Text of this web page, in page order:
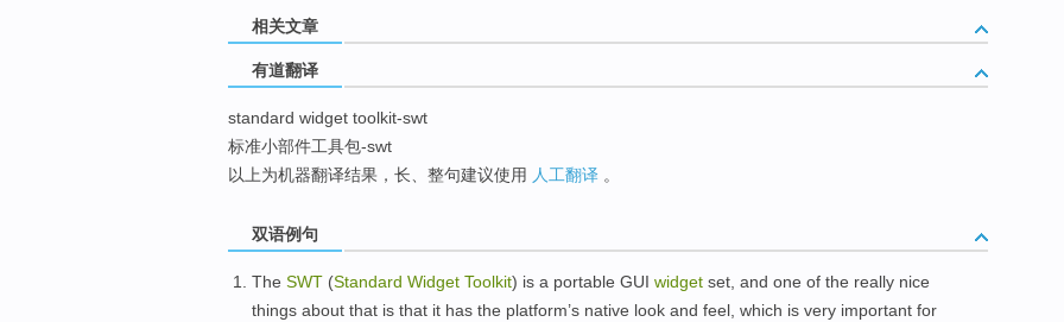
相关文章
有道翻译
standard widget toolkit-swt
标准小部件工具包-swt
以上为机器翻译结果，长、整句建议使用 人工翻译 。
双语例句
The SWT (Standard Widget Toolkit) is a portable GUI widget set , and one of the really nice
things about that is that it has the platform’s native look and feel which is very important for